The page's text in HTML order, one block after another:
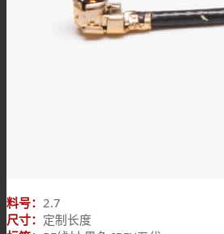
料号： 2.7
尺寸： 定制长度